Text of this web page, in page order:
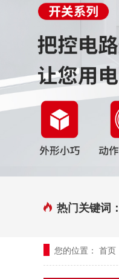
热门关键词：
您的位置： 首页